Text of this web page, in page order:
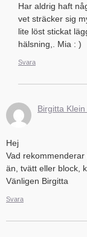
Har aldrig haft
vet sträcker sig
lite löst stickat
hälsning,. Mia : )
Svara
Birgitta
Hej
Vad
än, tvätt eller block,
Vänligen Birgitta
Svara